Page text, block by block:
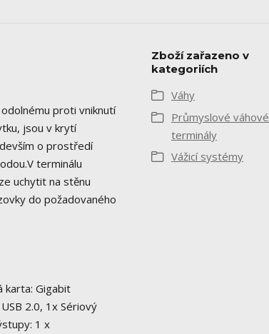
proti vniknutí
jsou v krytí
o prostředí
terminálu
uchytit na stěnu
do požadovaného
karta: Gigabit
2.0, 1x Sériový
1 x
Zboží zařazeno v
kategoriích
Váhy
Průmyslové váhové
terminály
Vážicí systémy